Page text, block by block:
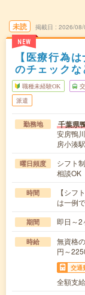
未読
NEW
掲載日 2026/08/
【医療行為
のチェックな
職種未経験OK
派遣
勤務地 千葉県
安房鴨
房小湊
曜日頻度
シフト
相談OK
時間
【シフ
は一例
期間 即日～2
時給
無資格
円～
交通
全額支給